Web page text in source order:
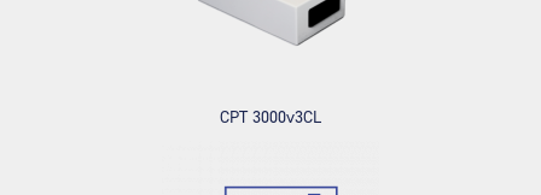
CPT 3000v3CL